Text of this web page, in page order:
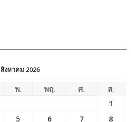
ราช
กุศล
สิงหาคม 2026
พ. พฤ. ศ.
ส.
1
5 6 7
8